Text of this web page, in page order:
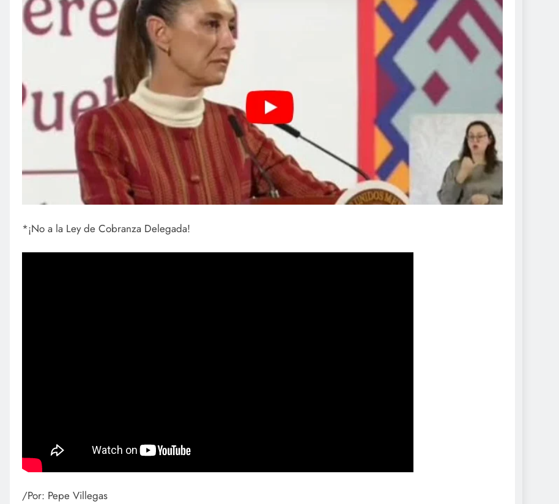
ACTIVIDADES DE ROCÍO NAHLE
Vacaciones seguras: más de 982
elementos resguardan destinos
turísticos
7 de febrero de 2025
*¡No a la Ley de Cobranza Delegada!
/Por: Pepe Villegas